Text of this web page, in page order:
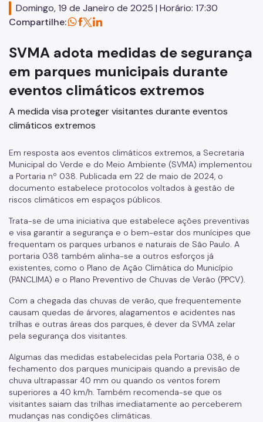
Herbário Municipal
Unidades de Conservação
Trilha Interparques
Viveiros Municipais
Educação Ambiental UMAPAZ
Programação
Planetários
Planejamento Ambiental
Patrimônio Ambiental
Biosampa
Informações Ambientais
Licenciamento Ambiental
Licenciamento Ambiental Industrial
Licenciamento Ambiental Não-Industrial
Heliponto
Domingo, 19 de Janeiro de 2025 | Horário: 17:30
Compartilhe:
SVMA adota medidas de segurança
em parques municipais durante
eventos climáticos extremos
A medida visa proteger visitantes durante eventos
climáticos extremos
Em resposta aos eventos climáticos extremos, a Secretaria
Municipal do Verde e do Meio Ambiente (SVMA) implementou
a Portaria nº 038. Publicada em 22 de maio de 2024, o
documento estabelece protocolos voltados à gestão de
riscos climáticos em espaços públicos.
Trata-se de uma iniciativa que estabelece ações preventivas
e visa garantir a segurança e o bem-estar dos munícipes que
frequentam os parques urbanos e naturais de São Paulo. A
portaria 038 também alinha-se a outros esforços já
existentes, como o Plano de Ação Climática do Município
(PANCLIMA) e o Plano Preventivo de Chuvas de Verão (PPCV).
Com a chegada das chuvas de verão, que frequentemente
causam quedas de árvores, alagamentos e acidentes nas
trilhas e outras áreas dos parques, é dever da SVMA zelar
pela segurança dos visitantes.
Algumas das medidas estabelecidas pela Portaria 038, é o
fechamento dos parques municipais quando a previsão de
chuva ultrapassar 40 mm ou quando os ventos forem
superiores a 40 km/h. Também recomenda-se que os
visitantes saiam das trilhas imediatamente ao perceberem
mudanças nas condições climáticas.